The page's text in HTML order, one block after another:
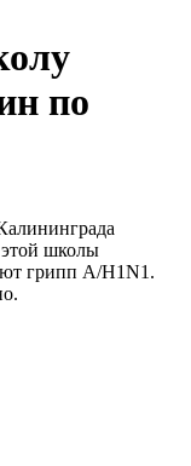
по
этой школы
грипп A/H1N1.